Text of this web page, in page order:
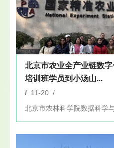
北京市农业全产业链数
培训班学员到小汤山...
/ 11-20 /